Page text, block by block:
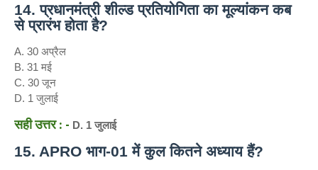
14. प्रधानमंत्री शील्ड प्रतियोगिता का मूल्यांकन कब
से प्रारंभ होता है?
A. 30 अप्रैल
B. 31 मई
C. 30 जून
D. 1 जुलाई
सही उत्तर : - D. 1 जुलाई
15. APRO भाग-01 में कुल कितने अध्याय हैं?